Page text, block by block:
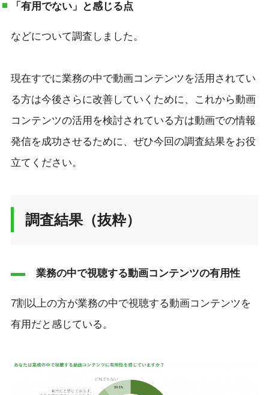
「有用でない」と感じる点
などについて調査しました。
現在すでに業務の中で動画コンテンツを活用されてい
る方は今後さらに改善していくために、これから動画
コンテンツの活用を検討されている方は動画での情報
発信を成功させるために、ぜひ今回の調査結果をお役
立てください。
調査結果（抜粋）
業務の中で視聴する動画コンテンツの有用性
7割以上の方が業務の中で視聴する動画コンテンツを
有用だと感じている。